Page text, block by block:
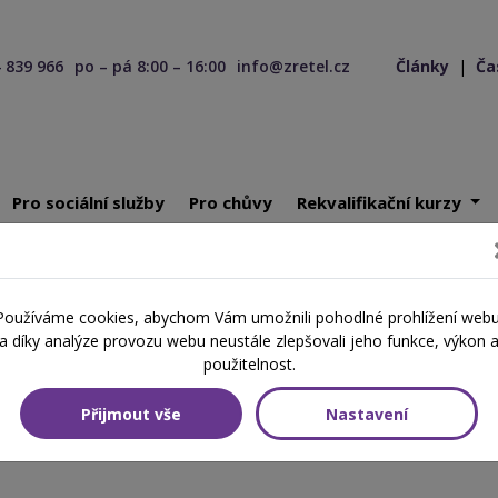
839 966 po – pá 8:00 – 16:00 info@zretel.cz Články |
Pro sociální služby Pro chůvy Rekvalifikační kurzy
rozdílové zkoušce - Chůva pro děti v dětské skupině
zkoušce - Chůva pro
cookies, abychom Vám umožnili pohodlné prohlížení
a díky analýze provozu webu neustále zlepšovali jeho funkce, výkon a
použitelnost.
Přijmout vše Nastavení